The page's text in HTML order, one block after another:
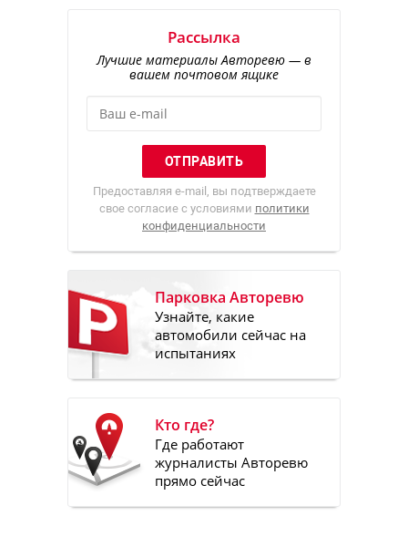
Рассылка
Лучшие материалы Авторевю — в
вашем почтовом ящике
Предоставляя e-mail, вы подтверждаете
свое согласие с условиями политики
конфиденциальности
Парковка Авторевю
Узнайте, какие
автомобили сейчас на
испытаниях
Кто где?
Где работают
журналисты Авторевю
прямо сейчас